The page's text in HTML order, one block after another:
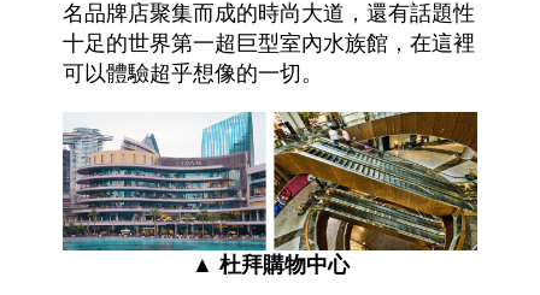
名品牌店聚集而成的時尚大道，還有話題性
十足的世界第一超巨型室內水族館，在這裡
可以體驗超乎想像的一切 。
▲ 杜拜購物中心